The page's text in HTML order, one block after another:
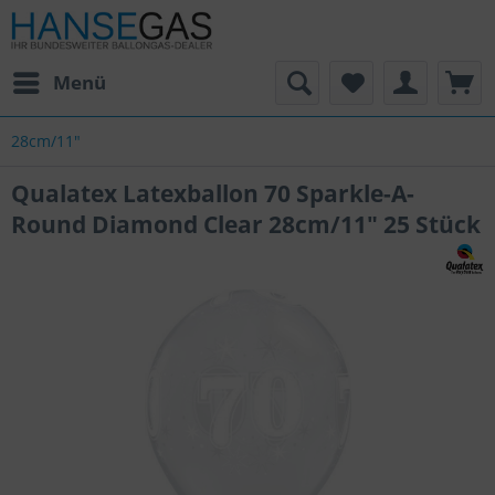
Menü
28cm/11"
Qualatex Latexballon 70 Sparkle-A-
Round Diamond Clear 28cm/11" 25 Stück